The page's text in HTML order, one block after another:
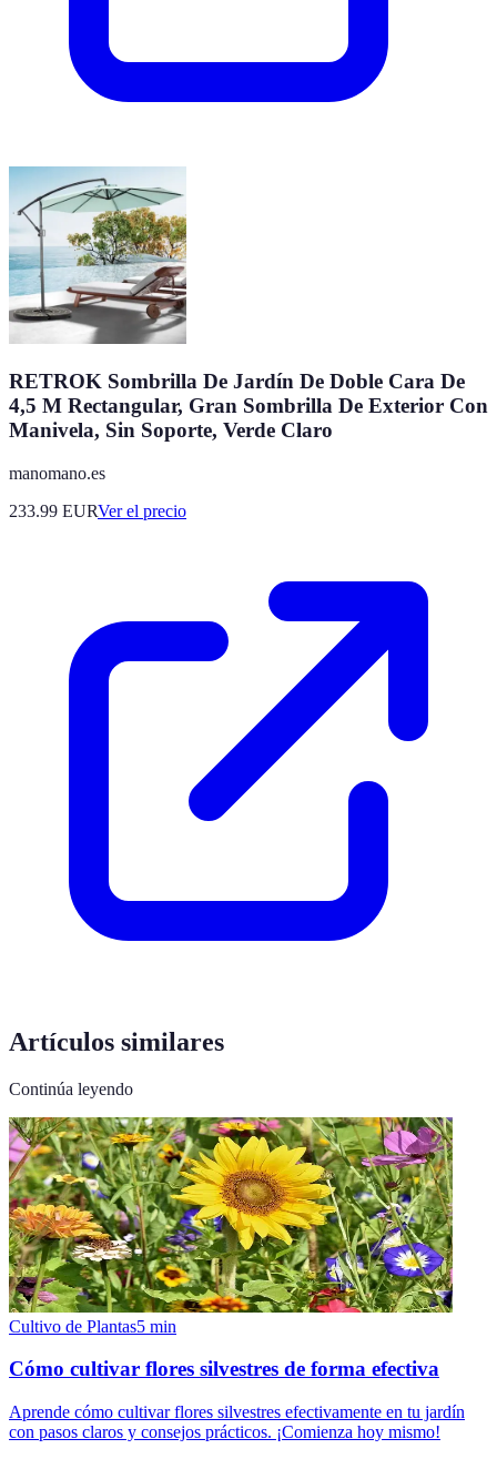
RETROK Sombrilla De Jardín De Doble Cara De
4,5 M Rectangular, Gran Sombrilla De Exterior Con
Manivela, Sin Soporte, Verde Claro
manomano.es
233.99 EURVer el precio
Artículos similares
Continúa leyendo
Cultivo de Plantas5 min
Cómo cultivar flores silvestres de forma efectiva
Aprende cómo cultivar flores silvestres efectivamente en tu jardín
con pasos claros y consejos prácticos. ¡Comienza hoy mismo!